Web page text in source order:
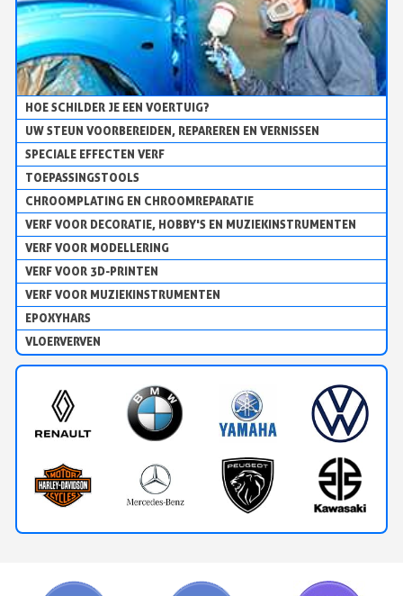
HOE SCHILDER JE EEN VOERTUIG?
UW STEUN VOORBEREIDEN, REPAREREN EN VERNISSEN
SPECIALE EFFECTEN VERF
TOEPASSINGSTOOLS
CHROOMPLATING EN CHROOMREPARATIE
VERF VOOR DECORATIE, HOBBY'S EN MUZIEKINSTRUMENTEN
VERF VOOR MODELLERING
VERF VOOR 3D-PRINTEN
VERF VOOR MUZIEKINSTRUMENTEN
EPOXYHARS
VLOERVERVEN